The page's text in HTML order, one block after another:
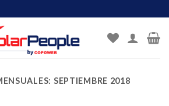
SEPTIEMBRE 2018